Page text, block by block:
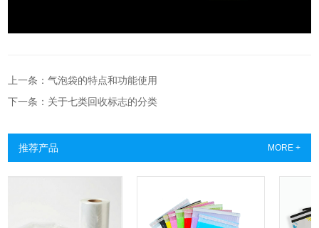
上一条：气泡袋的特点和功能使用
下一条：关于七类回收标志的分类
推荐产品 MORE +